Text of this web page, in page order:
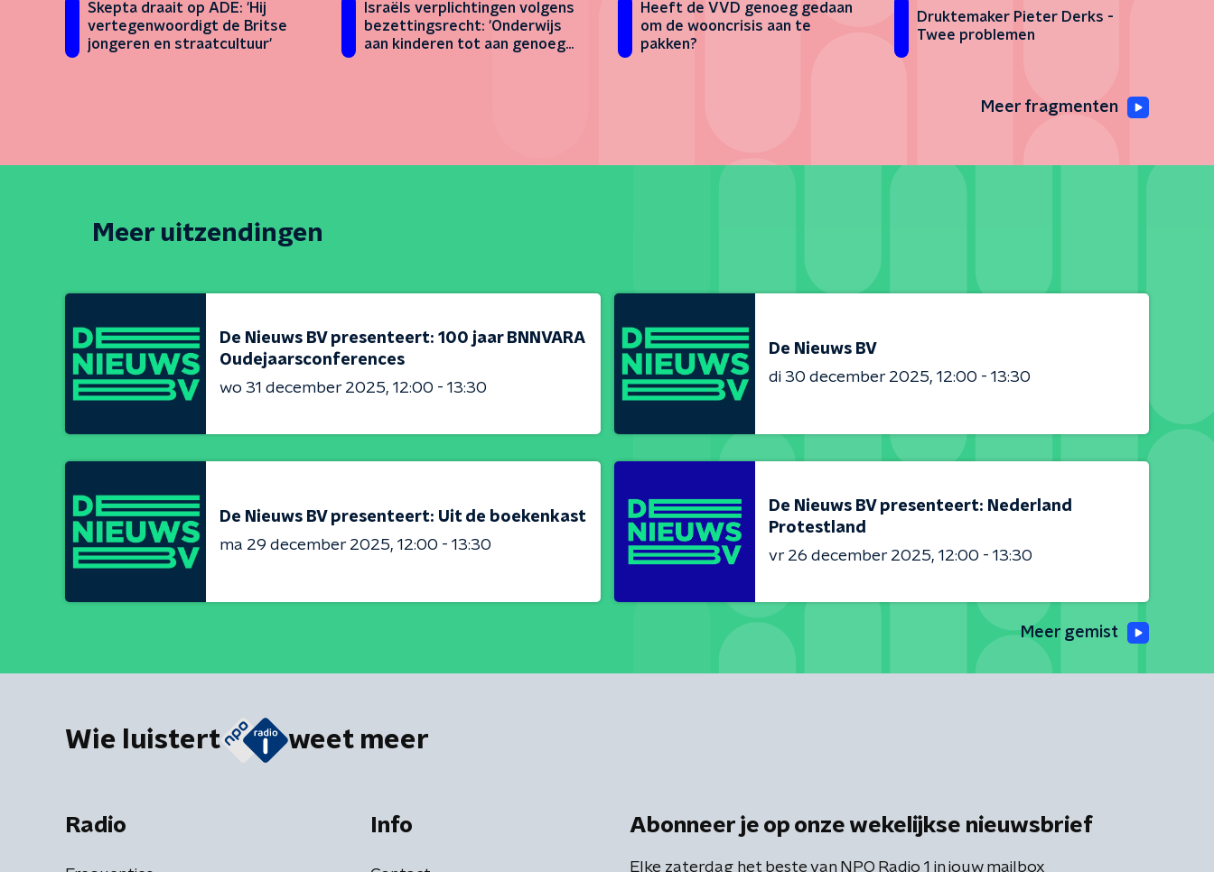
Skepta draait op ADE: 'Hij
vertegenwoordigt de Britse
jongeren en straatcultuur'
Israëls verplichtingen volgens
bezettingsrecht: 'Onderwijs
aan kinderen tot aan genoeg
Heeft de VVD genoeg gedaan
om de wooncrisis aan te
pakken?
Druktemaker Pieter Derks -
Twee problemen
Meer fragmenten
Meer uitzendingen
De Nieuws BV presenteert: 100 jaar BNNVARA
Oudejaarsconferences
wo 31 december 2025 12:00 - 13:30
De Nieuws BV
di 30 december 2025 12:00 - 13:30
De Nieuws BV presenteert: Uit de boekenkast
ma 29 december 2025 12:00 - 13:30
De Nieuws BV presenteert: Nederland
Protestland
vr 26 december 2025 12:00 - 13:30
Meer gemist
Wie luistert weet meer
Radio Info Abonneer je op onze wekelijkse nieuwsbrief
Elke zaterdag het beste van NPO Radio 1 in jouw mailbox